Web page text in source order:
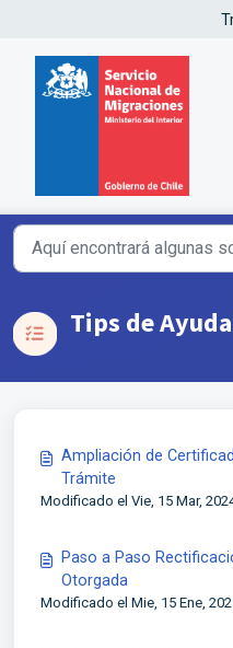
Tips de
Ampliación de
Trámite
Modificado el Vie, 15 Mar,
Paso a Paso
Otorgada
Modificado el Mie, 15 Ene,